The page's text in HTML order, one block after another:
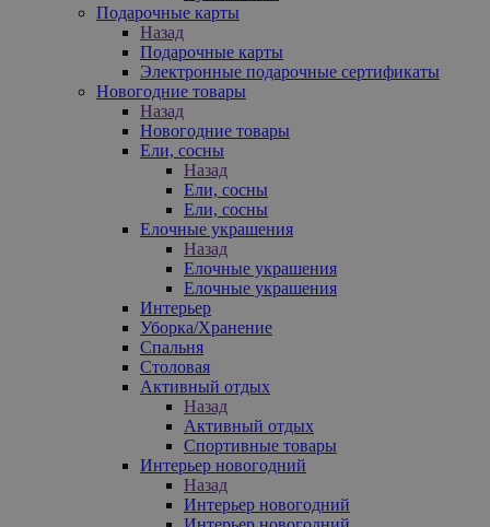
Подарочные карты
Назад
Подарочные карты
Электронные подарочные сертификаты
Новогодние товары
Назад
Новогодние товары
Ели, сосны
Назад
Ели, сосны
Ели, сосны
Елочные украшения
Назад
Елочные украшения
Елочные украшения
Интерьер
Уборка/Хранение
Спальня
Столовая
Активный отдых
Назад
Активный отдых
Спортивные товары
Интерьер новогодний
Назад
Интерьер новогодний